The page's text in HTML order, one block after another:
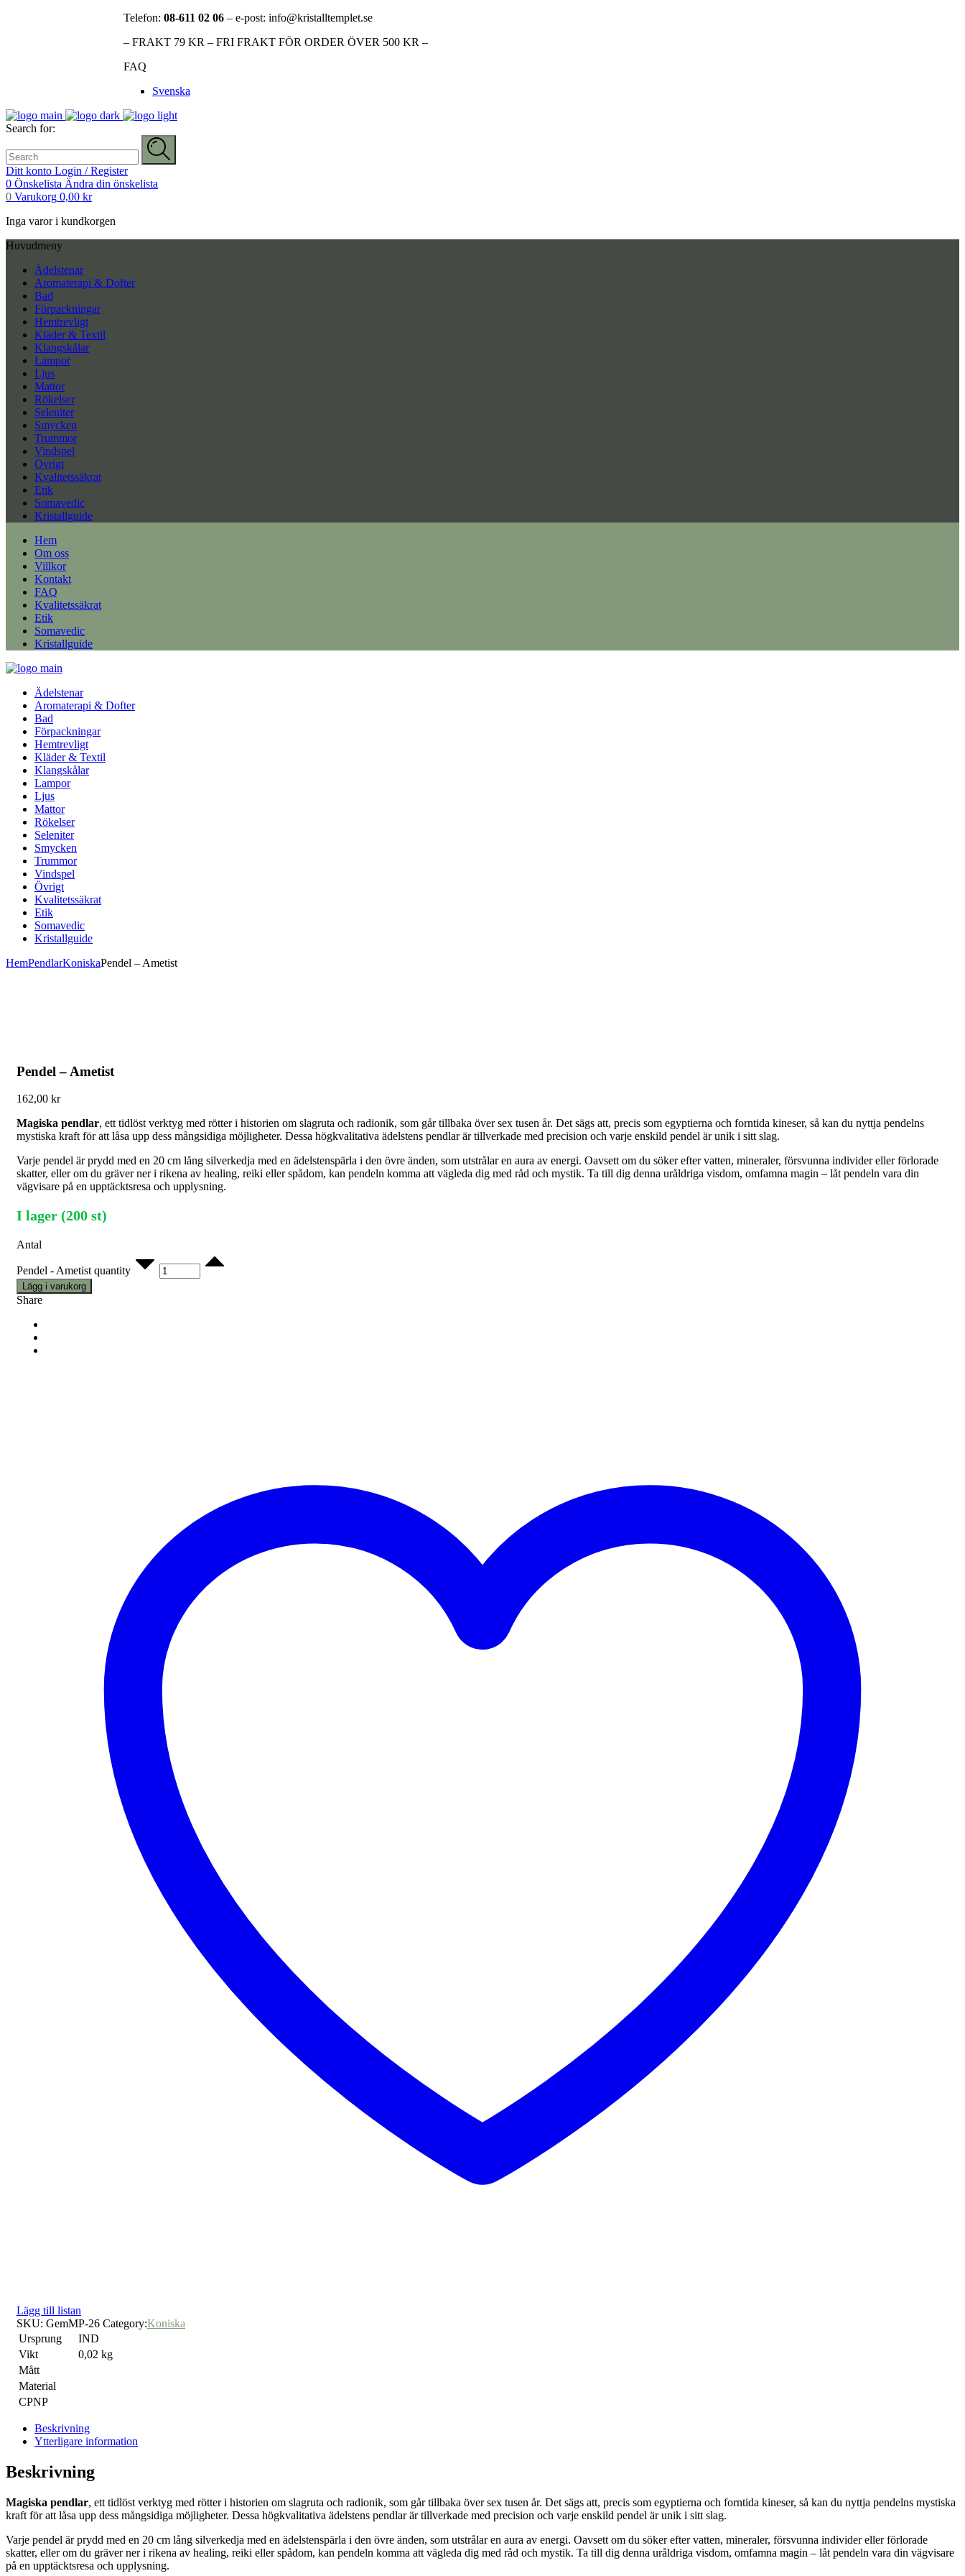
Telefon: 08-611 02 06 – e-post: info@kristalltemplet.se
– FRAKT 79 KR – FRI FRAKT FÖR ORDER ÖVER 500 KR –
FAQ
Svenska
Search for:
Ditt konto Login / Register
0 Önskelista Ändra din önskelista
0 Varukorg 0,00 kr
Inga varor i kundkorgen
Huvudmeny
Ädelstenar
Aromaterapi & Dofter
Bad
Förpackningar
Hemtrevligt
Kläder & Textil
Klangskålar
Lampor
Ljus
Mattor
Rökelser
Seleniter
Smycken
Trummor
Vindspel
Övrigt
Kvalitetssäkrat
Etik
Somavedic
Kristallguide
Hem
Om oss
Villkor
Kontakt
FAQ
Kvalitetssäkrat
Etik
Somavedic
Kristallguide
Ädelstenar
Aromaterapi & Dofter
Bad
Förpackningar
Hemtrevligt
Kläder & Textil
Klangskålar
Lampor
Ljus
Mattor
Rökelser
Seleniter
Smycken
Trummor
Vindspel
Övrigt
Kvalitetssäkrat
Etik
Somavedic
Kristallguide
HemPendlarKoniskaPendel – Ametist
Pendel – Ametist
162,00 kr
Magiska pendlar, ett tidlöst verktyg med rötter i historien om slagruta och radionik, som går tillbaka över sex tusen år. Det sägs att, precis som egyptierna och forntida kineser, så kan du nyttja pendelns
mystiska kraft för att låsa upp dess mångsidiga möjligheter. Dessa högkvalitativa ädelstens pendlar är tillverkade med precision och varje enskild pendel är unik i sitt slag.
Varje pendel är prydd med en 20 cm lång silverkedja med en ädelstenspärla i den övre änden, som utstrålar en aura av energi. Oavsett om du söker efter vatten, mineraler, försvunna individer eller förlorade
skatter, eller om du gräver ner i rikena av healing, reiki eller spådom, kan pendeln komma att vägleda dig med råd och mystik. Ta till dig denna uråldriga visdom, omfamna magin – låt pendeln vara din
vägvisare på en upptäcktsresa och upplysning.
I lager (200 st)
Antal
Pendel - Ametist quantity
Lägg i varukorg
Share
Lägg till listan
SKU: GemMP-26 Category:Koniska
Ursprung
IND
Vikt
0,02 kg
Mått
Material
CPNP
Beskrivning
Ytterligare information
Beskrivning
Magiska pendlar, ett tidlöst verktyg med rötter i historien om slagruta och radionik, som går tillbaka över sex tusen år. Det sägs att, precis som egyptierna och forntida kineser, så kan du nyttja pendelns mystiska
kraft för att låsa upp dess mångsidiga möjligheter. Dessa högkvalitativa ädelstens pendlar är tillverkade med precision och varje enskild pendel är unik i sitt slag.
Varje pendel är prydd med en 20 cm lång silverkedja med en ädelstenspärla i den övre änden, som utstrålar en aura av energi. Oavsett om du söker efter vatten, mineraler, försvunna individer eller förlorade
skatter, eller om du gräver ner i rikena av healing, reiki eller spådom, kan pendeln komma att vägleda dig med råd och mystik. Ta till dig denna uråldriga visdom, omfamna magin – låt pendeln vara din vägvisare
på en upptäcktsresa och upplysning.